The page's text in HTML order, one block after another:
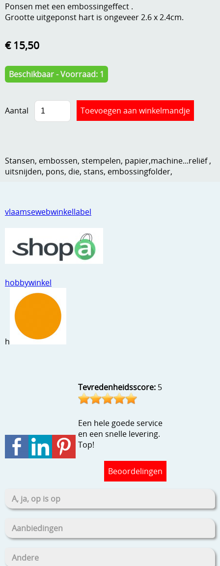
Boeken en magazines
Embossen
Hechtingsmaterialen
Kneedmateriaal
Leuke versieringen
Netjes opbergen
Ponsen
Ribbelaar
Snijmaterialen
Wat nog, een creatief kijkje
Mijn account
Gastenboek
vlaamsewebwinkellabel
hobbywinkel
h
Tevredenheidsscore: 5
Een hele goede service
en een snelle levering.
Top!
Beoordelingen
A, ja, op is op
Aanbiedingen
Andere
Ponsen met een embossingeffect .
Grootte uitgeponst hart is ongeveer 2.6 x 2.4cm.
€ 15,50
Beschikbaar - Voorraad: 1
Aantal
Stansen, embossen, stempelen, papier,machine...reliëf ,
uitsnijden, pons, die, stans, embossingfolder,